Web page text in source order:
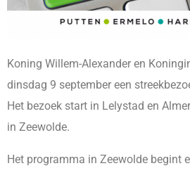
Koning Willem-Alexander en
dinsdag 9 september een
Het bezoek start in Lelystad en
in Zeewolde.
Het programma in Zeewolde begint